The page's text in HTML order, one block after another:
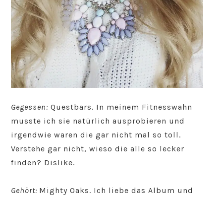
Gegessen: Questbars. In meinem Fitnesswahn
musste ich sie natürlich ausprobieren und
irgendwie waren die gar nicht mal so toll.
Verstehe gar nicht, wieso die alle so lecker
finden? Dislike.
Gehört: Mighty Oaks. Ich liebe das Album und